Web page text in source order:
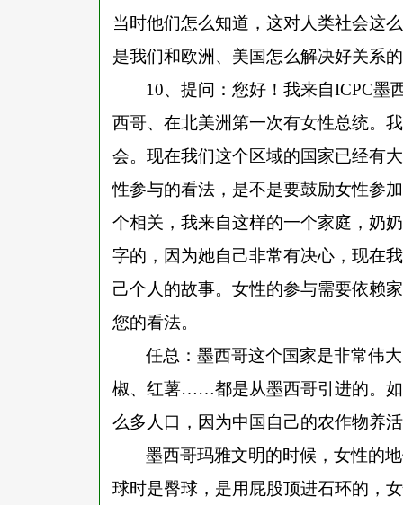
当时他们怎么知道，这对人类社会这
是我们和欧洲、美国怎么解决好关系
10、提问：您好！我来自ICPC墨
西哥、在北美洲第一次有女性总统。
会。现在我们这个区域的国家已经有
性参与的看法，是不是要鼓励女性参
个相关，我来自这样的一个家庭，奶
字的，因为她自己非常有决心，现在
己个人的故事。女性的参与需要依赖
您的看法。
任总：墨西哥这个国家是非常伟
椒、红薯……都是从墨西哥引进的。如
么多人口，因为中国自己的农作物养
墨西哥玛雅文明的时候，女性的
球时是臀球，是用屁股顶进石环的，